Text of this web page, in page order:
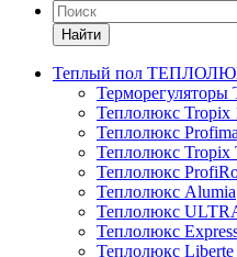
Найти
Теплый пол
Терморегуляторы
Теплолюкс Tropix
Теплолюкс
Теплолюкс
Теплолюкс
Теплолюкс Alumia
Теплолюкс
Теплолюкс
Теплолюкс Liberte